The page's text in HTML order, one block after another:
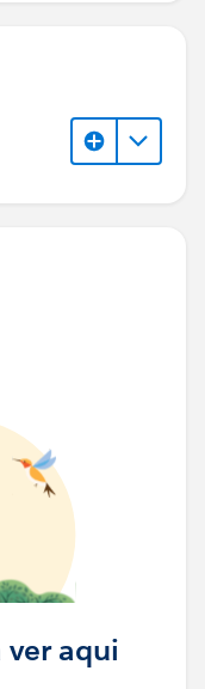
ver aqui